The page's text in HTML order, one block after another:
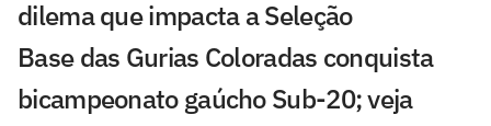
dilema que impacta a Seleção
Base das Gurias Coloradas conquista
bicampeonato gaúcho Sub-20; veja